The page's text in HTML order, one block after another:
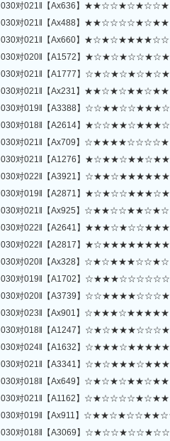
030对021‖【Ax636】
030对021‖【Ax488】
030对021‖【Ax660】
030对020‖【A1572】
030对021‖【A1777】
030对021‖【Ax231】
030对019‖【A3388】
030对018‖【A2614】
030对021‖【Ax709】
030对021‖【A1276】
030对022‖【A3921】
030对019‖【A2871】
030对021‖【Ax925】
030对022‖【A2641】
030对022‖【A2817】
030对020‖【Ax328】
030对019‖【A1702】
030对020‖【A3739】
030对023‖【Ax901】
030对018‖【A1247】
030对024‖【A1632】
030对021‖【A3341】
030对018‖【Ax649】
030对021‖【A1162】
030对019‖【Ax911】
030对018‖【A3069】